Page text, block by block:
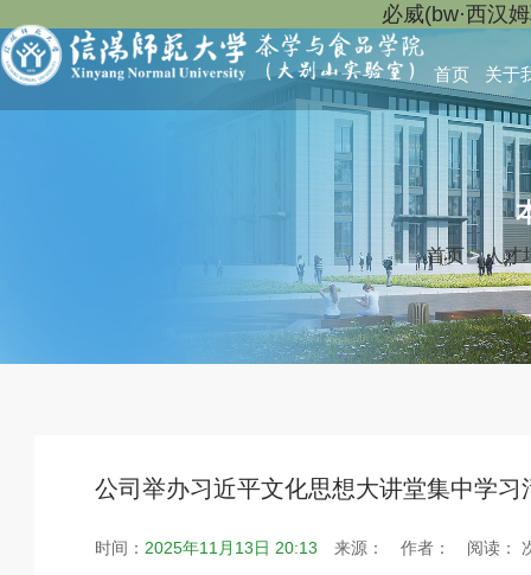
必威(bw·西汉
首页 关于
首页>人才
公司举办习近平文化思想大讲堂集中学习
时间： 2025年11月13日 20:13 来源： 作者： 阅读：